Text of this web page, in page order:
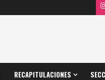
RECAPITULACIONES